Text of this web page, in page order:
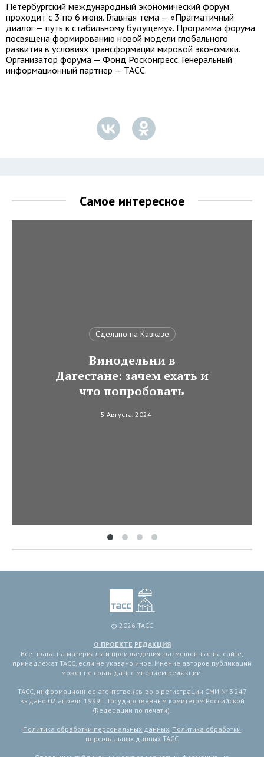
Петербургский международный экономический форум
проходит с 3 по 6 июня. Главная тема — «Прагматичный
диалог — путь к стабильному будущему». Программа форума
посвящена формированию новой модели глобального
развития в условиях трансформации мировой экономики.
Организатор форума — Фонд Росконгресс. Генеральный
информационный партнер — ТАСС.
Самое интересное
Сделано на Кавказе
Винодельни в
Дагестане: зачем ехать и
что попробовать
5 Августа, 2024
© 2026 ТАСС
О ПРОЕКТЕ РЕДАКЦИЯ
Все права на материалы и произведения, размещенные на сайте,
принадлежат ТАСС, если не указано иное. Мнение авторов публикаций
может не совпадать с мнением редакции.
ТАСС, информационное агентство (св-во о регистрации СМИ № 3 247
выдано 02 апреля 1999 г. Государственным комитетом Российской
Федерации по печати).
Политика обработки персональных данных, Политика обработки
персональных данных ТАСС